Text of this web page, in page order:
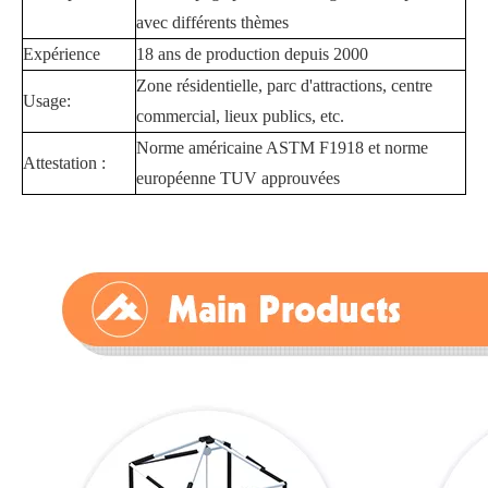
avec différents thèmes
Expérience
18 ans de production depuis 2000
Usage:
Zone résidentielle, parc d'attractions, centre
commercial, lieux publics, etc.
Attestation :
Norme américaine ASTM F1918 et norme
européenne TUV approuvées